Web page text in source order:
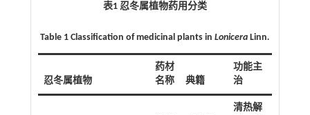
表1 忍冬属植物药用分类
Table 1 Classification of medicinal plants in LoniceraLinn.
忍冬属植物
药材
名称
典籍
功能主
治
清热解